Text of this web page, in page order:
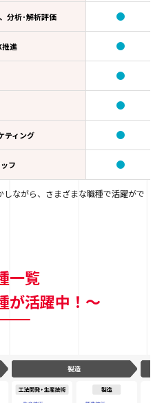
分析･解析評価
進
ティング
フ
しながら、さまざまな職種で活躍がで
一覧
が活躍中！〜